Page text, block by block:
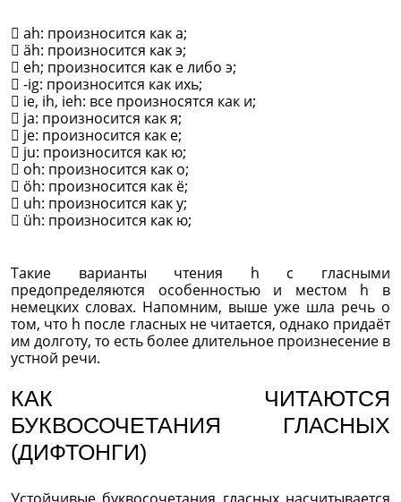
 ah: произносится как а;
 äh: произносится как э;
 eh; произносится как е либо э;
 -ig: произносится как ихь;
 ie, ih, ieh: все произносятся как и;
 ja: произносится как я;
 je: произносится как е;
 ju: произносится как ю;
 oh: произносится как о;
 öh: произносится как ё;
 uh: произносится как у;
 üh: произносится как ю;
Такие варианты чтения h с гласными
предопределяются особенностью и местом h в
немецких словах. Напомним, выше уже шла речь о
том, что h после гласных не читается, однако придаёт
им долготу, то есть более длительное произнесение в
устной речи.
КАК ЧИТАЮТСЯ
БУКВОСОЧЕТАНИЯ ГЛАСНЫХ
(ДИФТОНГИ)